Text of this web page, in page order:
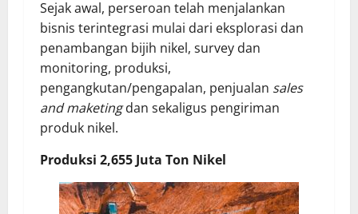
Sejak awal, perseroan telah menjalankan
bisnis terintegrasi mulai dari eksplorasi dan
penambangan bijih nikel, survey dan
monitoring, produksi,
pengangkutan/pengapalan, penjualan sales
and maketingdan sekaligus pengiriman
produk nikel.
Produksi 2,655 Juta Ton Nikel